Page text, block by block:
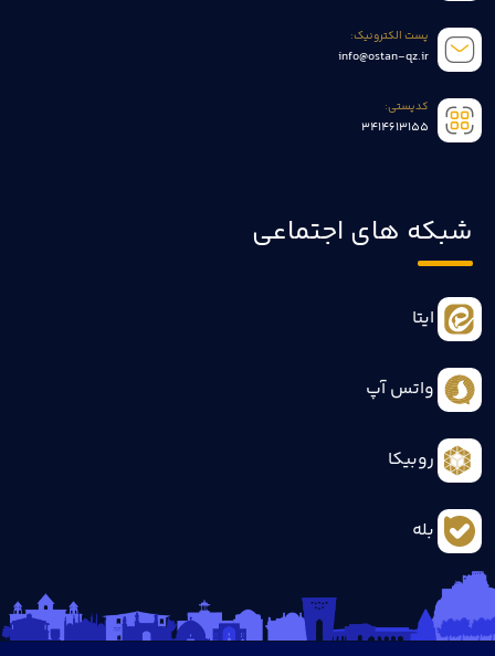
پست الکترونیک:
info@ostan-qz.ir
کدپستی:
3414613155
شبکه های اجتماعی
ایتا
واتس آپ
روبیکا
بله